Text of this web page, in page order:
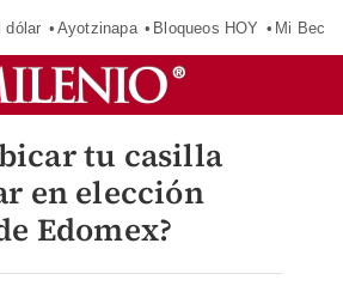
dólar Ayotzinapa Bloqueos HOY Mi Beca
tu casilla
en elección
Edomex?